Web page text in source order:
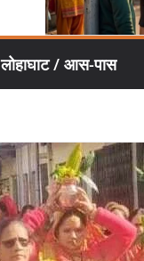
लोहाघाट / आस-पास